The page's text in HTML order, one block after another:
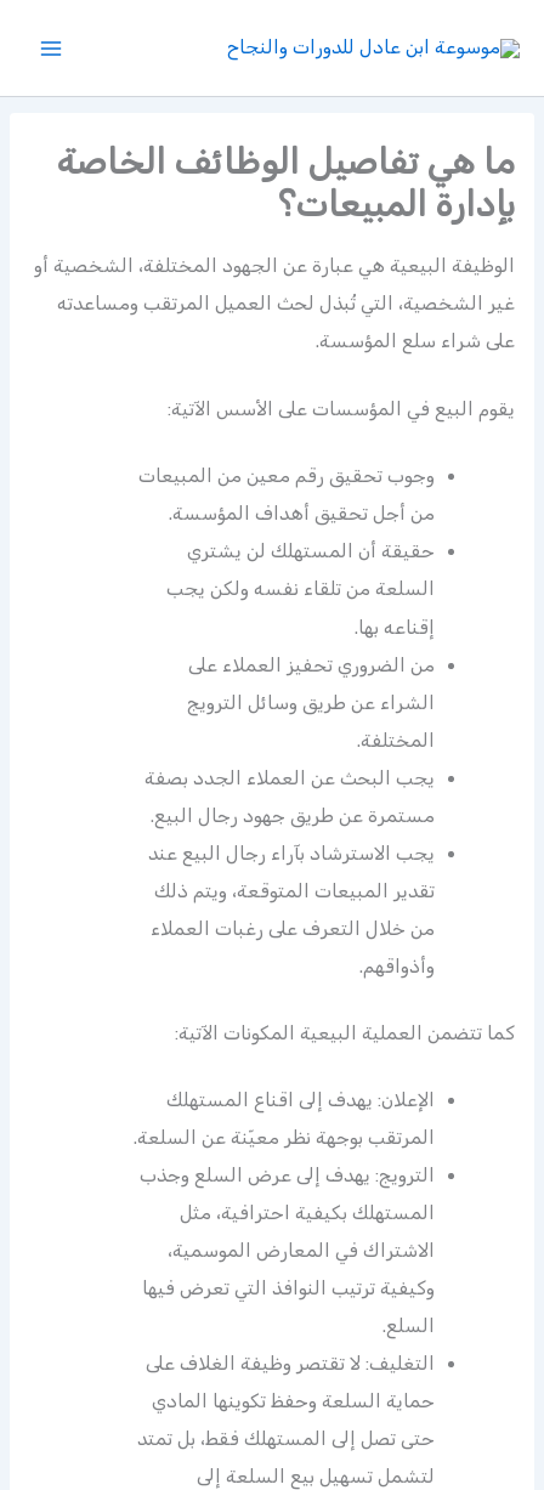
المحتوى
ما هي تفاصيل الوظائف الخاصة
بإدارة المبيعات؟
الوظيفة البيعية هي عبارة عن الجهود المختلفة، الشخصية أو
غير الشخصية، التي تُبذل لحث العميل المرتقب ومساعدته
على شراء سلع المؤسسة.
يقوم البيع في المؤسسات على الأسس الآتية:
وجوب تحقيق رقم معين من المبيعات
من أجل تحقيق أهداف المؤسسة.
حقيقة أن المستهلك لن يشتري
السلعة من تلقاء نفسه ولكن يجب
إقناعه بها.
من الضروري تحفيز العملاء على
الشراء عن طريق وسائل الترويج
المختلفة.
يجب البحث عن العملاء الجدد بصفة
مستمرة عن طريق جهود رجال البيع.
يجب الاسترشاد بآراء رجال البيع عند
تقدير المبيعات المتوقعة، ويتم ذلك
من خلال التعرف على رغبات العملاء
وأذواقهم.
كما تتضمن العملية البيعية المكونات الآتية:
الإعلان: يهدف إلى اقناع المستهلك
المرتقب بوجهة نظر معيّنة عن السلعة.
الترويج: يهدف إلى عرض السلع وجذب
المستهلك بكيفية احترافية، مثل
الاشتراك في المعارض الموسمية،
وكيفية ترتيب النوافذ التي تعرض فيها
السلع.
التغليف: لا تقتصر وظيفة الغلاف على
حماية السلعة وحفظ تكوينها المادي
حتى تصل إلى المستهلك فقط، بل تمتد
لتشمل تسهيل بيع السلعة إلى